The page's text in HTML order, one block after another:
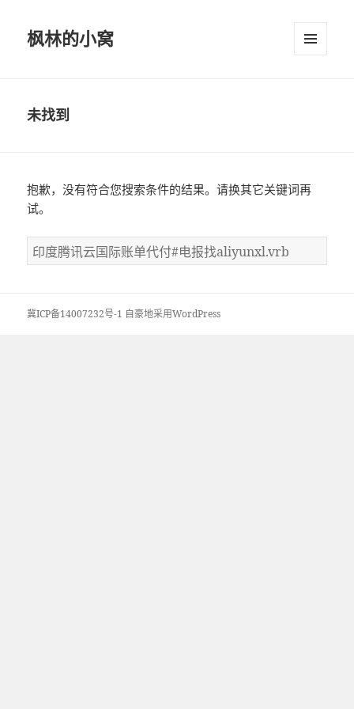
枫林的小窝
未找到
抱歉，没有符合您搜索条件的结果。请换其它关键词再
试。
搜
索
冀ICP备14007232号-1 自豪地采用WordPress